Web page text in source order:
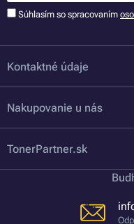
Súhlasím so spracovaním
Kontaktné údaje
Nakupovanie u nás
TonerPartner.sk